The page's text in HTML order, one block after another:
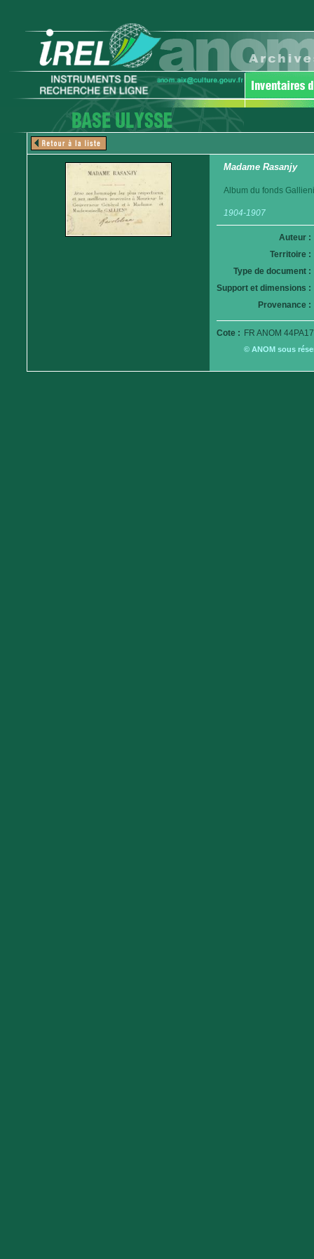
Madame Rasanjy
Album du fonds
1904-1907
Auteur :
Territoire :
Type de document :
Support et dimensions :
Provenance :
Cote : FR ANOM
© ANOM sous